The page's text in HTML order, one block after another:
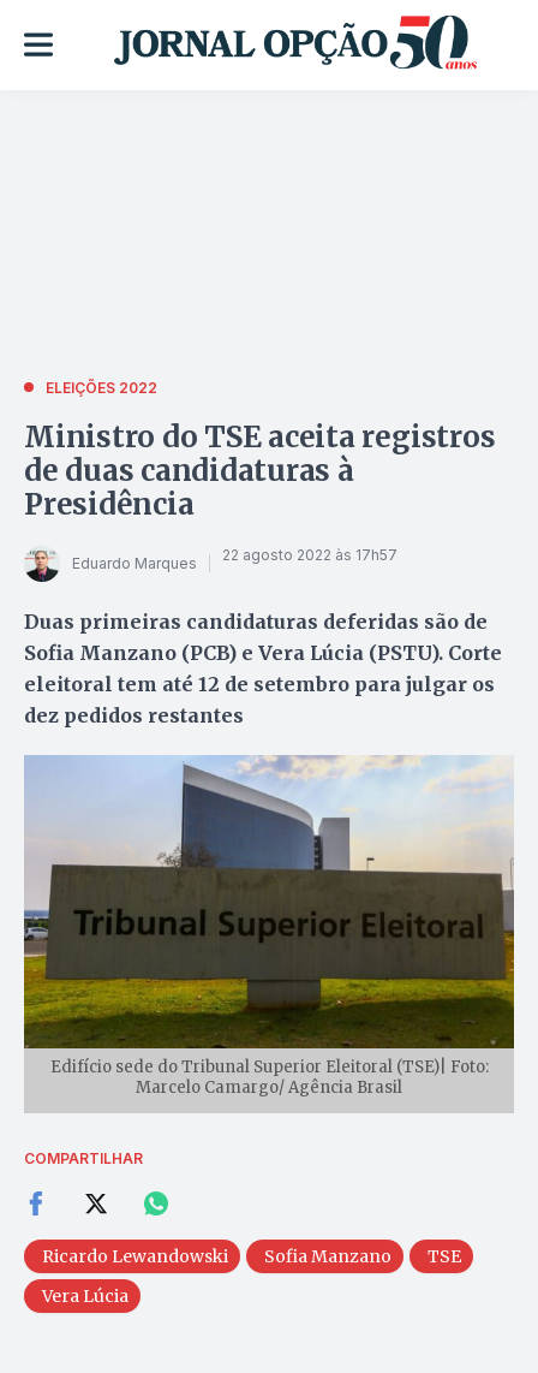
ELEIÇÕES 2022
Ministro do TSE aceita registros
de duas candidaturas à
Presidência
Eduardo Marques 22 agosto 2022 às 17h57
Duas primeiras candidaturas deferidas são de
Sofia Manzano (PCB) e Vera Lúcia (PSTU). Corte
eleitoral tem até 12 de setembro para julgar os
dez pedidos restantes
Edifício sede do Tribunal Superior Eleitoral (TSE)| Foto:
Marcelo Camargo/ Agência Brasil
COMPARTILHAR
Ricardo Lewandowski Sofia Manzano
TSE
Vera Lúcia